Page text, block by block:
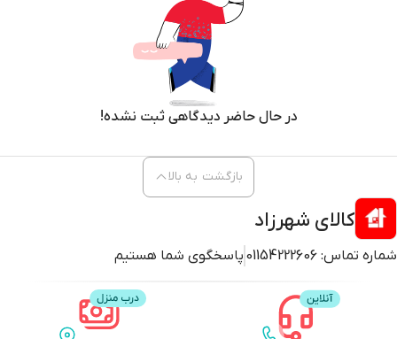
در حال حاضر دیدگاهی ثبت نشده!
کالای شهرزاد
شماره تماس: 01154222606 پاسخگوی شما هستیم
بازگشت به بالا